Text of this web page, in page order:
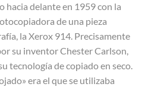
hacia delante en 1959 con la
de una pieza
la Xerox 914. Precisamente
su inventor Chester Carlson,
tecnología de copiado en seco.
era el que se utilizaba